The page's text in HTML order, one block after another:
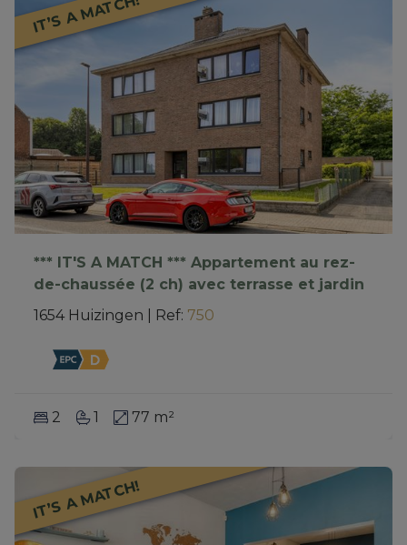
IT’S A MATCH!
*** IT'S A MATCH *** Appartement au rez-
de-chaussée (2 ch) avec terrasse et jardin
1654 Huizingen
Ref: 750
2 1 77 m²
IT’S A MATCH!